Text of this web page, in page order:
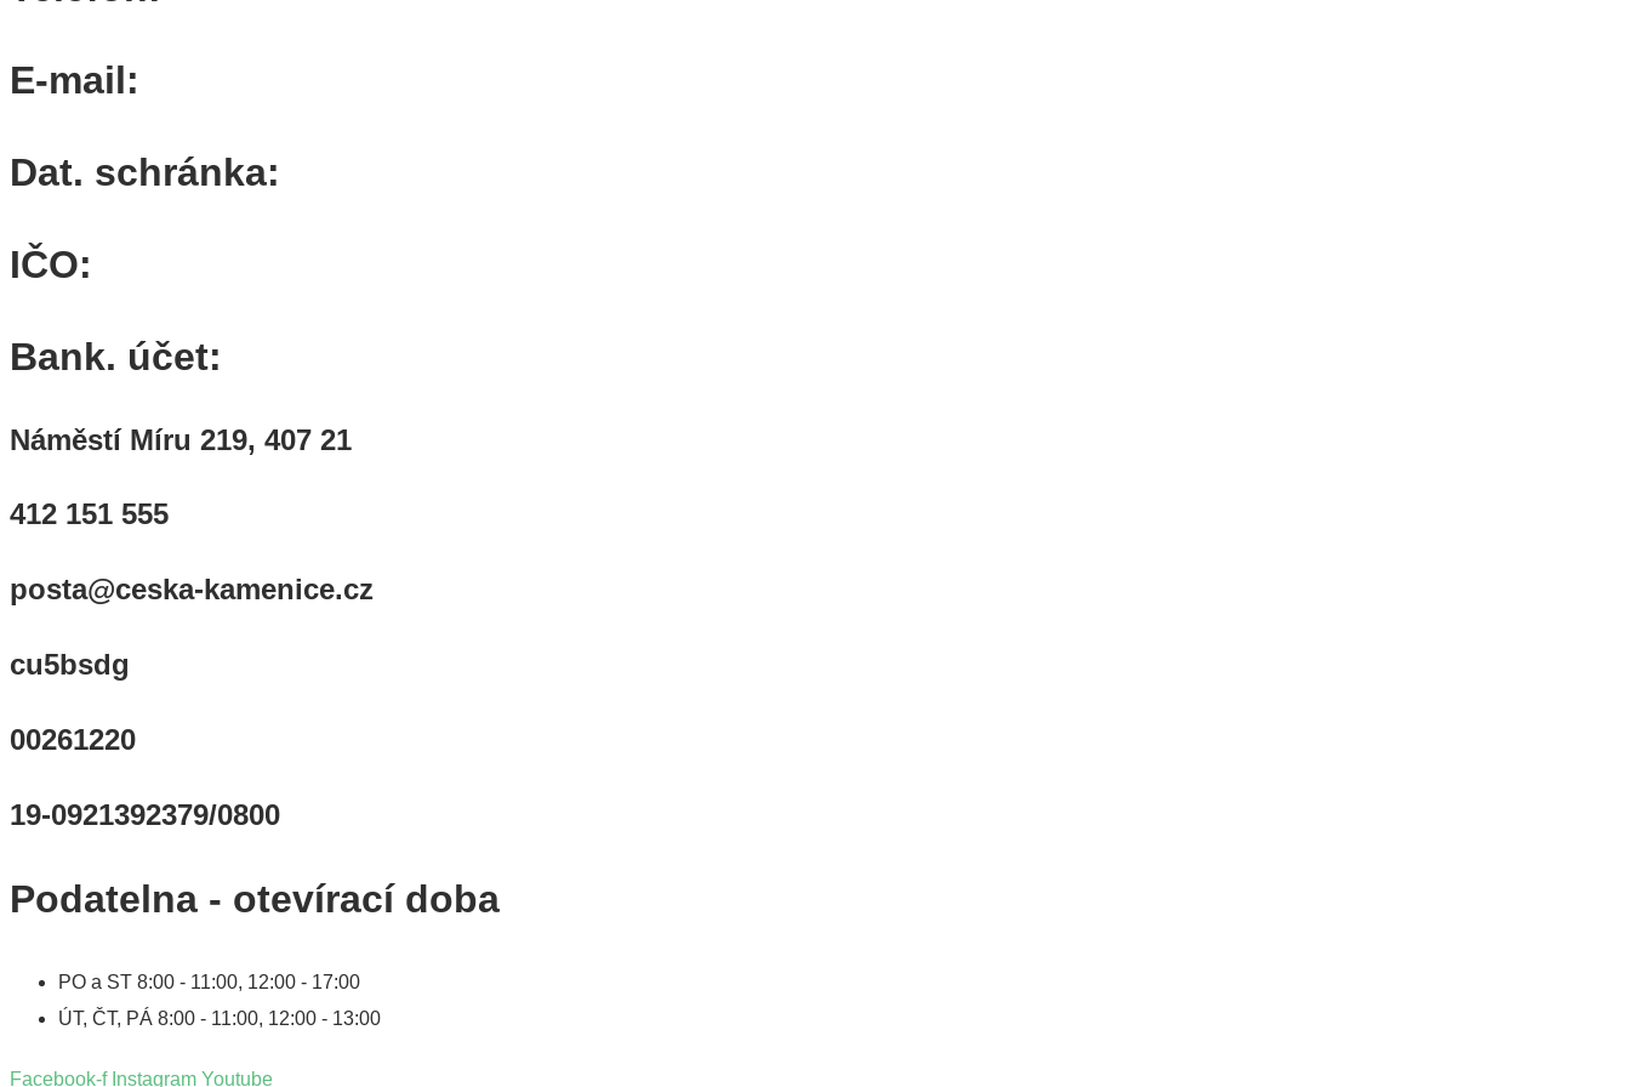
E-mail:
Dat. schránka:
IČO:
Bank. účet:
Náměstí Míru 219, 407 21
412 151 555
posta@ceska-kamenice.cz
cu5bsdg
00261220
19-0921392379/0800
Podatelna - otevírací doba
PO a ST 8:00 - 11:00, 12:00 - 17:00
ÚT, ČT, PÁ 8:00 - 11:00, 12:00 - 13:00
Facebook-f Instagram Youtube